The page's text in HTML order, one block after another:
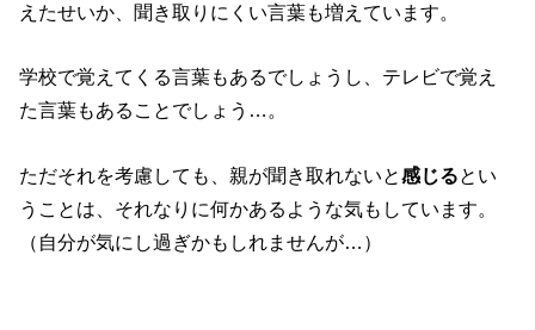
えたせいか、聞き取りにくい言葉も増えています。
学校で覚えてくる言葉もあるでしょうし、テレビで覚え
た言葉もあることでしょう…。
ただそれを考慮しても、親が聞き取れないと感じるとい
うことは、それなりに何かあるような気もしています。
（自分が気にし過ぎかもしれませんが…）